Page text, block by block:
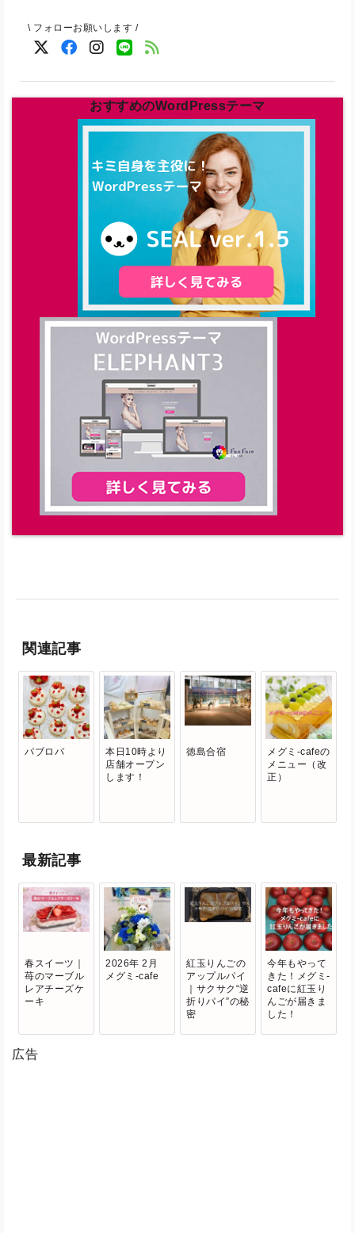
\ フォローお願いします /
おすすめのWordPressテーマ
関連記事
パブロバ
本日10時より
店舗オープン
します！
徳島合宿
メグミ-cafeの
メニュー（改
正）
最新記事
春スイーツ｜
苺のマーブル
レアチーズケ
ーキ
2026年 2月
メグミ-cafe
紅玉りんごの
アップルパイ
｜サクサク“逆
折りパイ”の秘
密
今年もやって
きた！メグミ-
cafeに紅玉り
んごが届きま
した！
広告